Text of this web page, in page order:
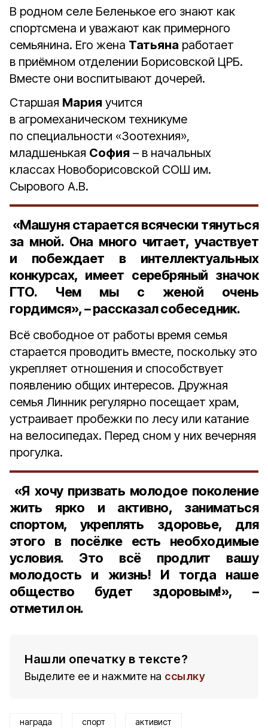
В родном селе Беленькое его знают как
спортсмена и уважают как примерного
семьянина. Его жена Татьяна работает
в приёмном отделении Борисовской ЦРБ.
Вместе они воспитывают дочерей.
Старшая Мария учится
в агромеханическом техникуме
по специальности «Зоотехния»,
младшенькая София – в начальных
классах Новоборисовской СОШ им.
Сырового А.В.
«Машуня старается всячески тянуться
за мной. Она много читает, участвует
и побеждает в интеллектуальных
конкурсах, имеет серебряный значок
ГТО. Чем мы с женой очень
гордимся», – рассказал собеседник.
Всё свободное от работы время семья
старается проводить вместе, поскольку это
укрепляет отношения и способствует
появлению общих интересов. Дружная
семья Линник регулярно посещает храм,
устраивает пробежки по лесу или катание
на велосипедах. Перед сном у них вечерняя
прогулка.
«Я хочу призвать молодое поколение
жить ярко и активно, заниматься
спортом, укреплять здоровье, для
этого в посёлке есть необходимые
условия. Это всё продлит вашу
молодость и жизнь! И тогда наше
общество будет здоровым!», –
отметил он.
Нашли опечатку в тексте?
Выделите ее и нажмите на ссылку
награда спорт активист